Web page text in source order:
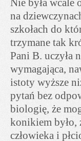
Nie była wcale
na
szkołach do
trzymane tak
Pani B. uczyła
wymagająca,
istoty wyższe
pytań bez
biologię, że
konikiem było,
człowieka i